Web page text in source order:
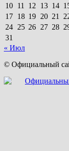
10 11 12 13 14
17 18 19 20 21
24 25 26 27 28
31
« Июл
© Официальный